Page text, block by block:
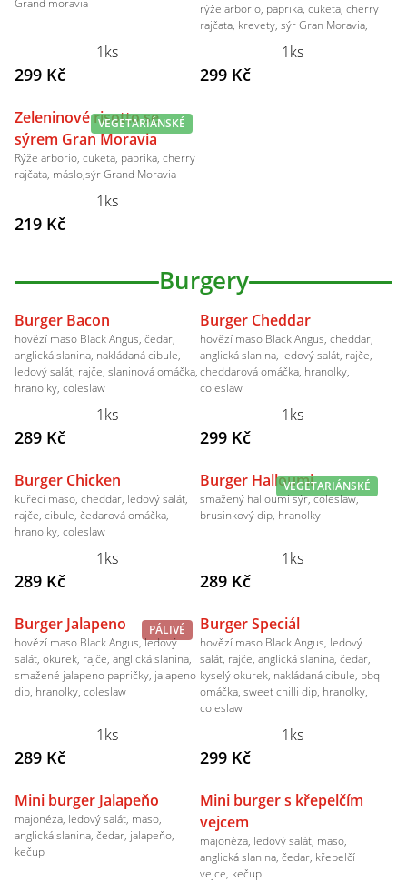
Grand moravia
1ks
299 Kč
rýže arborio, paprika, cuketa, cherry
rajčata, krevety, sýr Gran Moravia,
1ks
299 Kč
VEGETARIÁNSKÉ
Zeleninové risotto se
sýrem Gran Moravia
Rýže arborio, cuketa, paprika, cherry
rajčata, máslo,sýr Grand Moravia
1ks
219 Kč
Burgery
Burger Bacon
hovězí maso Black Angus, čedar,
anglická slanina, nakládaná cibule,
ledový salát, rajče, slaninová omáčka,
hranolky, coleslaw
1ks
289 Kč
Burger Cheddar
hovězí maso Black Angus, cheddar,
anglická slanina, ledový salát, rajče,
cheddarová omáčka, hranolky,
coleslaw
1ks
299 Kč
Burger Chicken
kuřecí maso, cheddar, ledový salát,
rajče, cibule, čedarová omáčka,
hranolky, coleslaw
1ks
289 Kč
VEGETARIÁNSKÉ
Burger Halloumi
smažený halloumi sýr, coleslaw,
brusinkový dip, hranolky
1ks
289 Kč
PÁLIVÉ
Burger Jalapeno
hovězí maso Black Angus, ledový
salát, okurek, rajče, anglická slanina,
smažené jalapeno papričky, jalapeno
dip, hranolky, coleslaw
1ks
289 Kč
Burger Speciál
hovězí maso Black Angus, ledový
salát, rajče, anglická slanina, čedar,
kyselý okurek, nakládaná cibule, bbq
omáčka, sweet chilli dip, hranolky,
coleslaw
1ks
299 Kč
Mini burger Jalapeňo
majonéza, ledový salát, maso,
anglická slanina, čedar, jalapeňo,
kečup
Mini burger s křepelčím
vejcem
majonéza, ledový salát, maso,
anglická slanina, čedar, křepelčí
vejce, kečup